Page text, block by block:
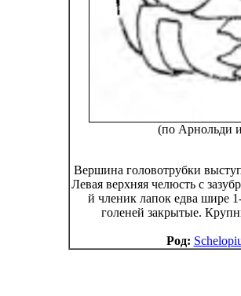
(по Арнольди
Вершина головотрубки
Левая верхняя челюсть с
й членик лапок едва шире
голеней закрытые.
Род: